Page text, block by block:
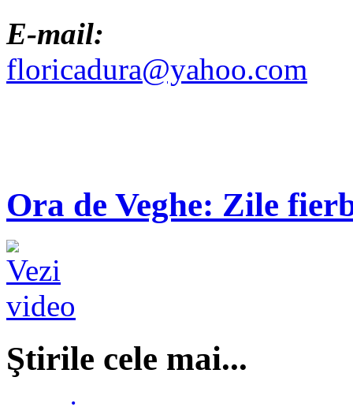
E-mail:
floricadura@yahoo.com
Ora de Veghe: Zile
Ştirile cele mai...